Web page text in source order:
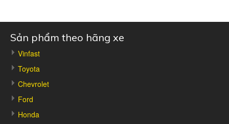
Sản phẩm theo hãng xe
Vinfast
Toyota
Chevrolet
Ford
Honda